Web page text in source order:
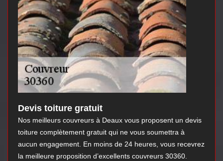
Devis toiture gratuit
Nos meilleurs couvreurs à Deaux vous proposent un devis
toiture complètement gratuit qui ne vous soumettra à
aucun engagement. En moins de 24 heures, vous recevrez
la meilleure proposition d’excellents couvreurs 30360.